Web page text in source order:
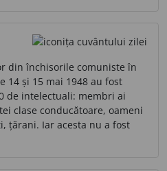
din închisorile comuniste în
14 și 15 mai 1948 au fost
de intelectuali: membri ai
clase conducătoare, oameni
țărani. Iar acesta nu a fost